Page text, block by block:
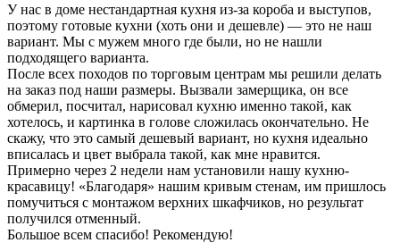
У нас в доме нестандартная кухня из-за короба и выступов,
поэтому готовые кухни (хоть они и дешевле) — это не наш
вариант. Мы с мужем много где были, но не нашли
подходящего варианта.
После всех походов по торговым центрам мы решили делать
на заказ под наши размеры. Вызвали замерщика, он все
обмерил, посчитал, нарисовал кухню именно такой, как
хотелось, и картинка в голове сложилась окончательно. Не
скажу, что это самый дешевый вариант, но кухня идеально
вписалась и цвет выбрала такой, как мне нравится.
Примерно через 2 недели нам установили нашу кухню-
красавицу! «Благодаря» нашим кривым стенам, им пришлось
помучиться с монтажом верхних шкафчиков, но результат
получился отменный.
Большое всем спасибо! Рекомендую!